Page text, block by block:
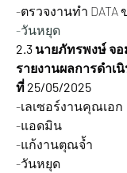
-ตรวจงานทำ
-วันหยุด
2.3 นายภัทรพงษ์ จ
รายงานผลการดำเ
ที่ 25/05/2025
-เลเซอร์งานคุณเอก
-แอดมิน
-แก้งานตุณจ้ำ
-วันหยุด